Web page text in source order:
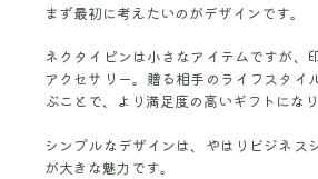
まず最初に考えたいのがデザインです。
ネクタイピンは小さなアイテムですが、
アクセサリー。贈る相手のライフスタイ
ぶことで、より満足度の高いギフトになり
シンプルなデザインは、やはりビジネス
が大きな魅力です。